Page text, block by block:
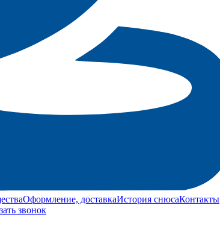
Оформление, доставкаИстория снюсаКонтакты
звонок